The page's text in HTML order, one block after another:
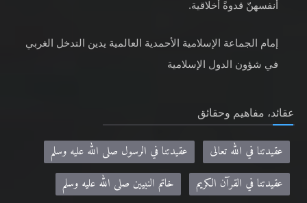
أنفسهنّ قدوةً أخلاقية.
إمام الجماعة الإسلامية الأحمدية العالمية يدين التدخل الغربي
في شؤون الدول الإسلامية
عقائد، مفاهيم وحقائق
عقيدتنا في الله تعالى
عقيدتنا في الرسول صلى الله عليه وسلم
عقيدتنا في القرآن الكريم
خاتم النبيين صلى الله عليه وسلم